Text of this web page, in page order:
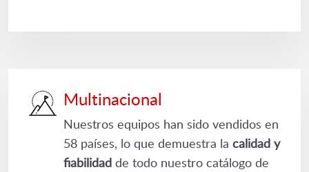
Multinacional
Nuestros equipos han sido vendidos en
58 países, lo que demuestra la calidad y
fiabilidad de todo nuestro catálogo de